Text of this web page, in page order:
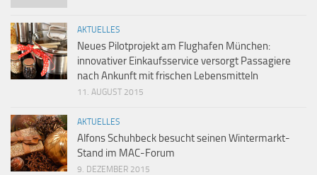
AKTUELLES
Neues Pilotprojekt am Flughafen München:
innovativer Einkaufsservice versorgt Passagiere
nach Ankunft mit frischen Lebensmitteln
11. AUGUST 2015
AKTUELLES
Alfons Schuhbeck besucht seinen Wintermarkt-
Stand im MAC-Forum
9. DEZEMBER 2015